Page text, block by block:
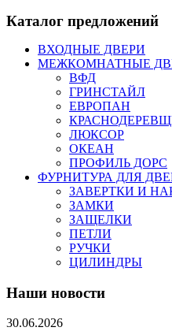
Каталог предложений
ВХОДНЫЕ ДВЕРИ
МЕЖКОМНАТНЫЕ
ВФД
ГРИНСТАЙЛ
ЕВРОПАН
ЛЮКСОР
ОКЕАН
ПРОФИЛЬ ДОРС
ФУРНИТУРА ДЛЯ
ЗАВЕРТКИ И
ЗАМКИ
ЗАЩЕЛКИ
ПЕТЛИ
РУЧКИ
ЦИЛИНДРЫ
Наши новости
30.06.2026